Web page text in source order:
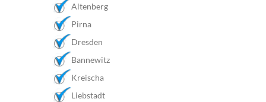
Altenberg
Pirna
Dresden
Bannewitz
Kreischa
Liebstadt